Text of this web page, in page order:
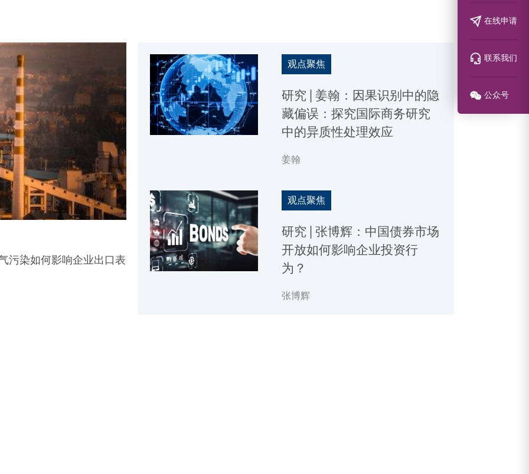
污染如何影响企业出口表
观点聚焦
研究 | 姜翰：因果识别中的隐
藏偏误：探究国际商务研究
中的异质性处理效应
姜翰
观点聚焦
研究 | 张博辉：中国债券市场
开放如何影响企业投资行
为？
张博辉
在线申请
联系我们
公众号